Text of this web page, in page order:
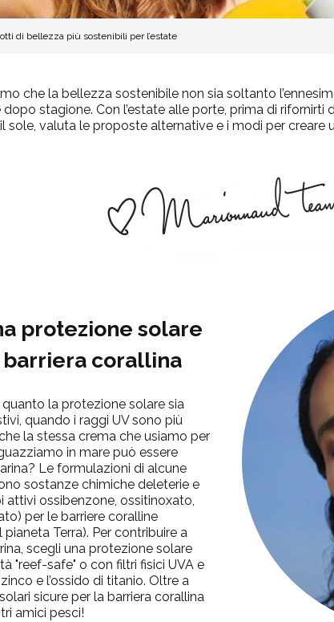
di bellezza più sostenibili per l’estate
che la bellezza sostenibile non sia soltanto
stagione. Con l’estate alle porte, prima di
il sole, valuta le proposte alternative e i modi per creare
protezione solare
corallina
la protezione solare sia
quando i raggi UV sono più
la stessa crema che usiamo per
in mare può essere
Le formulazioni di alcune
sostanze chimiche deleterie e
attivi ossibenzone, ossitinoxato,
) per le barriere coralline
Terra). Per contribuire a
scegli una protezione solare
"reef-safe" o con filtri fisici UVA e
e l’ossido di titanio. Oltre a
sicure per la barriera corallina
amici pesci!